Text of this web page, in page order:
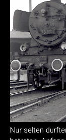
Nur selten